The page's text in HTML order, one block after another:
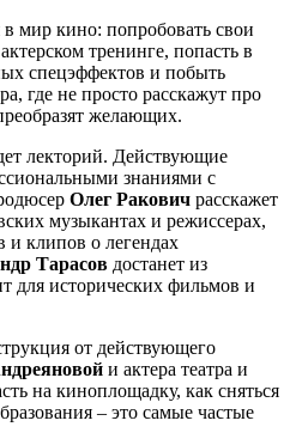
мир кино: попробовать свои
тренинге, попасть в
спецэффектов и побыть
где не просто расскажут про
желающих.
лекторий. Действующие
знаниями с
Олег Ракович расскажет
музыкантах и режиссерах,
и клипов о легендах
Тарасов достанет из
для исторических фильмов и
от действующего
и актера театра и
на киноплощадку, как сняться
– это самые частые